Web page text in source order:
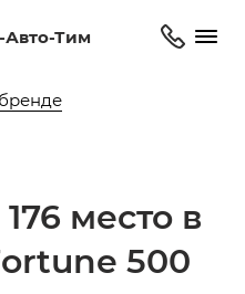
Авто-Тим
место в
500